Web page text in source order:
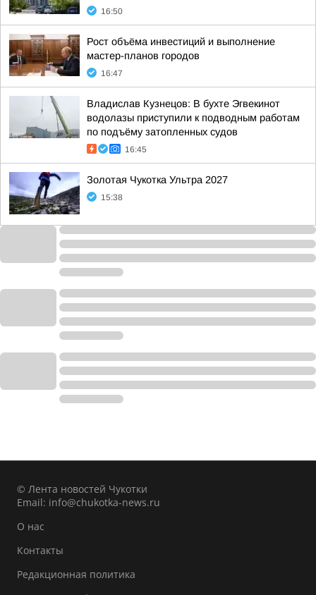
16:50
Рост объёма инвестиций и выполнение
мастер-планов городов
16:47
Владислав Кузнецов: В бухте Эгвекинот
водолазы приступили к подводным работам
по подъёму затопленных судов
16:45
Золотая Чукотка Ультра 2027
15:38
© Лента новостей Чукотки
Email: info@chukotka-news.ru
О нас
Контакты
Редакционная политика